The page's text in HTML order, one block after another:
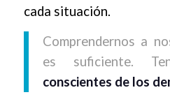
cada situación.
Comprendernos a
es suficiente.
conscientes de los